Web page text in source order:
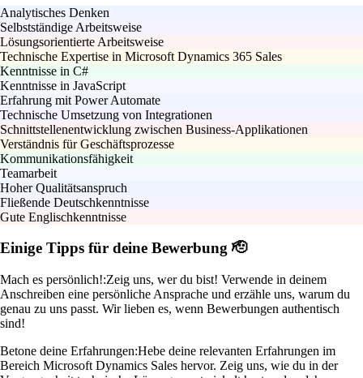
Analytisches Denken
Selbstständige Arbeitsweise
Lösungsorientierte Arbeitsweise
Technische Expertise in Microsoft Dynamics 365 Sales
Kenntnisse in C#
Kenntnisse in JavaScript
Erfahrung mit Power Automate
Technische Umsetzung von Integrationen
Schnittstellenentwicklung zwischen Business-Applikationen
Verständnis für Geschäftsprozesse
Kommunikationsfähigkeit
Teamarbeit
Hoher Qualitätsanspruch
Fließende Deutschkenntnisse
Gute Englischkenntnisse
Einige Tipps für deine Bewerbung 🫡
Mach es persönlich!:Zeig uns, wer du bist! Verwende in deinem
Anschreiben eine persönliche Ansprache und erzähle uns, warum du
genau zu uns passt. Wir lieben es, wenn Bewerbungen authentisch
sind!
Betone deine Erfahrungen:Hebe deine relevanten Erfahrungen im
Bereich Microsoft Dynamics Sales hervor. Zeig uns, wie du in der